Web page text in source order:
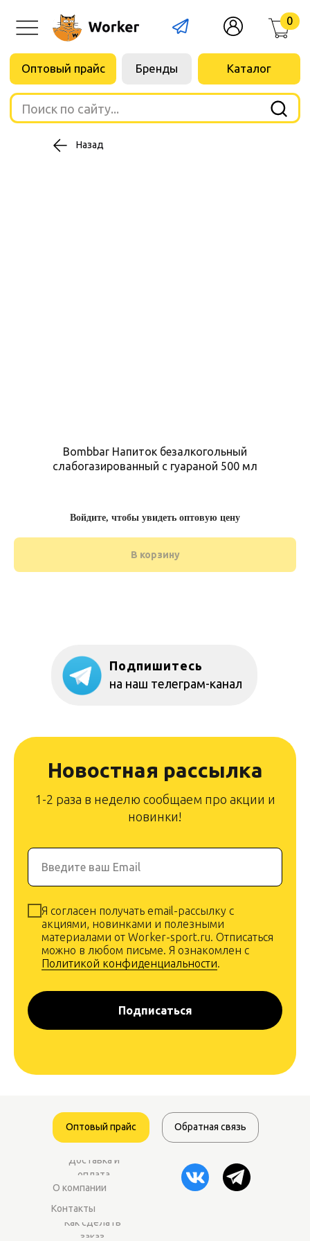
Поиск по сайту...
Назад
Bombbar Напиток безалкогольный
слабогазированный с гуараной 500 мл
Войдите, чтобы увидеть оптовую цену
В корзину
Подпишитесь
на наш телеграм-канал
Новостная рассылка
1-2 раза в неделю сообщаем про акции и
новинки!
Введите ваш Email
Я согласен получать email-рассылку с
акциями, новинками и полезными
материалами от Worker-sport.ru. Отписаться
можно в любом письме. Я ознакомлен с
Политикой конфиденциальности.
Подписаться
Контакты
О компании
Доставка и
оплата
Оптовый прайс Обратная связь
Как сделать
заказ